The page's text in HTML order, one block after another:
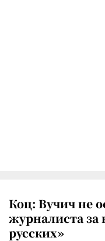
Коц: Вучич не
журналиста за
русских»